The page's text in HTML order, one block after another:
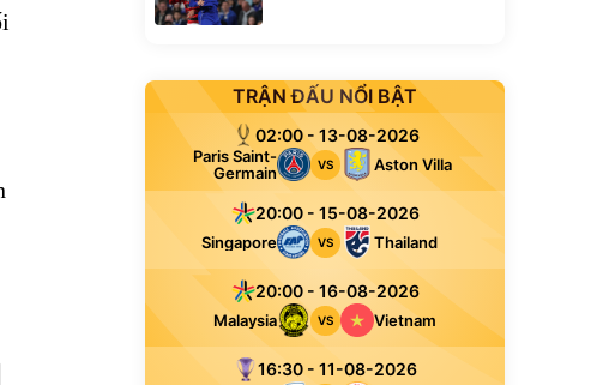
TRẬN ĐẤU NỔI BẬT
02:00 - 13-08-2026
Paris Saint-
Germain
VS Aston Villa
20:00 - 15-08-2026
Singapore VS Thailand
20:00 - 16-08-2026
Malaysia VS Vietnam
16:30 - 11-08-2026